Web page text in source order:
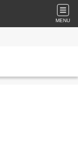
MENU